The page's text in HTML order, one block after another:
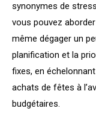
synonymes de
vous pouvez
même dégager un
planification et la
fixes, en
achats de fêtes à
budgétaires.